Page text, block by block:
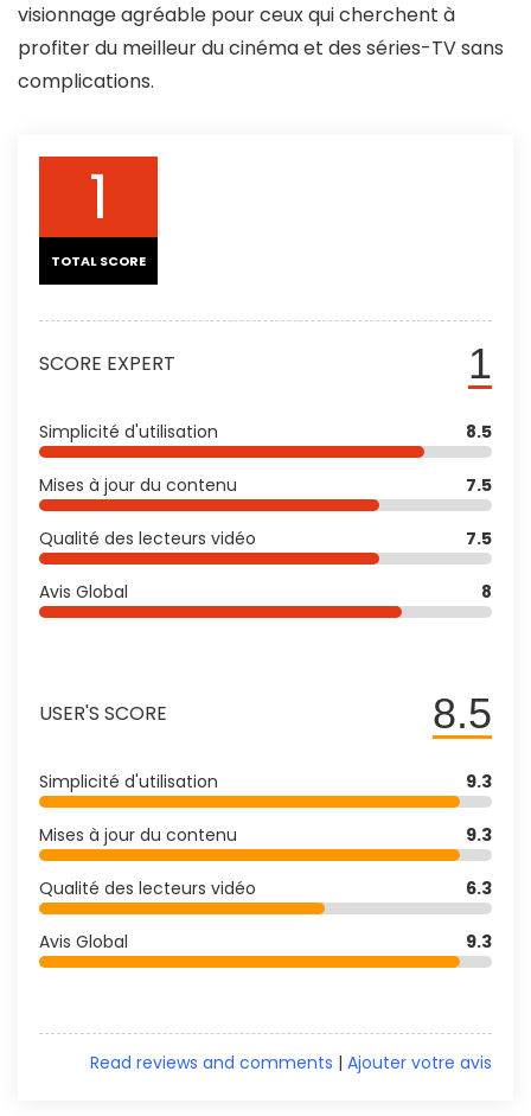
visionnage agréable pour ceux qui cherchent à
profiter du meilleur du cinéma et des séries-TV sans
complications.
1
TOTAL SCORE
1
SCORE EXPERT
Simplicité d'utilisation 8.5
Mises à jour du contenu 7.5
Qualité des lecteurs vidéo 7.5
Avis Global 8
8.5
USER'S SCORE
Simplicité d'utilisation 9.3
Mises à jour du contenu 9.3
Qualité des lecteurs vidéo 6.3
Avis Global 9.3
Ajouter votre avis
|
Read reviews and comments